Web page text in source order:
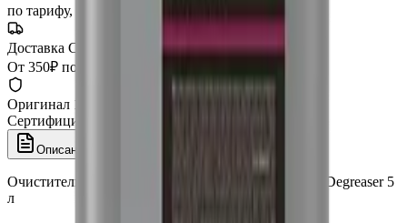
по тарифу, беспл. от 15 000 ₽
Доставка СДЭК
От 350₽ по России
Оригинал 100%
Сертифицированный товар
Описание
Очиститель ЛКП и обезжириватель Smart Open 21 Degreaser 5
л